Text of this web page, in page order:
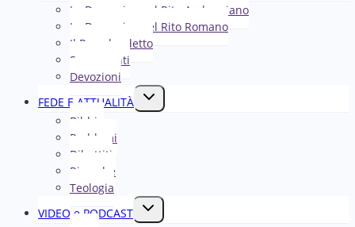
figlio
La Domenica nel R​​​​​​ito Ambrosiano
La Domenica nel Rito Romano
Il Papa ha detto
Sacramenti
Devozioni
FEDE E ATTUALITÀ
Alterna
menu
Bibbia
Problemi
Dibattiti
Ricerche
Teologia
VIDEO e PODCAST
Alterna
menu